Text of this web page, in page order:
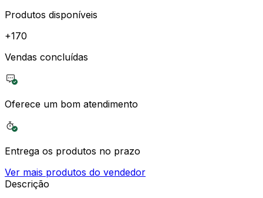
Produtos disponíveis
+170
Vendas concluídas
Oferece um bom atendimento
Entrega os produtos no prazo
Ver mais produtos do vendedor
Descrição